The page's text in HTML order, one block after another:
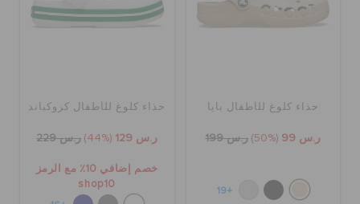
حذاء كلوغ للأطفال بايا
ر.س 99 (50%) ر.س 199
+19
حذاء كلوغ للأطفال كروكباند
ر.س 129 (44%) ر.س 229
خصم إضافي 10٪ مع الرمز
shop10